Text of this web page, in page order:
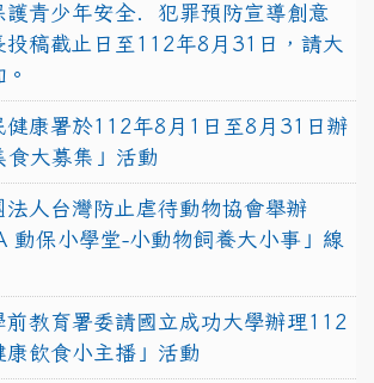
青少年安全．犯罪預防宣導創意
投稿截止日至112年8月31日，請大
健康署於112年8月1日至8月31日辦
大募集」活動
法人台灣防止虐待動物協會舉辦
動保小學堂-小動物飼養大小事」線
前教育署委請國立成功大學辦理112
康飲食小主播」活動